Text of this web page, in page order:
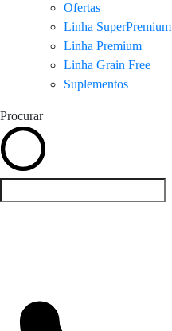
Ofertas
Linha SuperPremium
Linha Premium
Linha Grain Free
Suplementos
Procurar